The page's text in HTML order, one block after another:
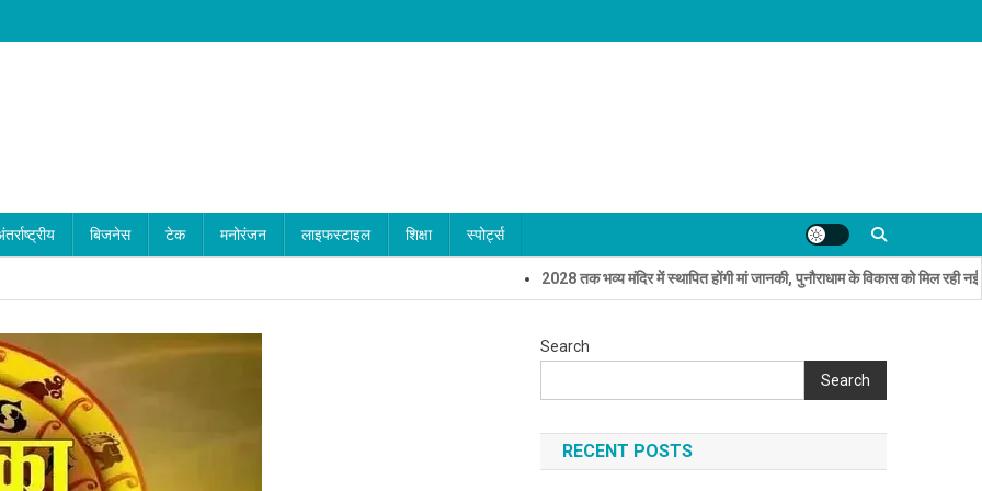
बिजनेस टेक मनोरंजन लाइफस्टाइल शिक्षा स्पोर्ट्स
2028 तक भव्य मंदिर में स्थापित होंगी मां जानकी, पुनौराधाम के विकास को मिल रही नई गति-
Search
Search
RECENT POSTS